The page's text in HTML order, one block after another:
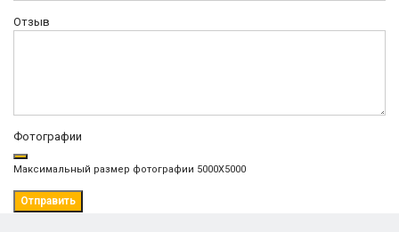
Отзыв
Фотографии
Максимальный размер фотографии 5000X5000
Отправить